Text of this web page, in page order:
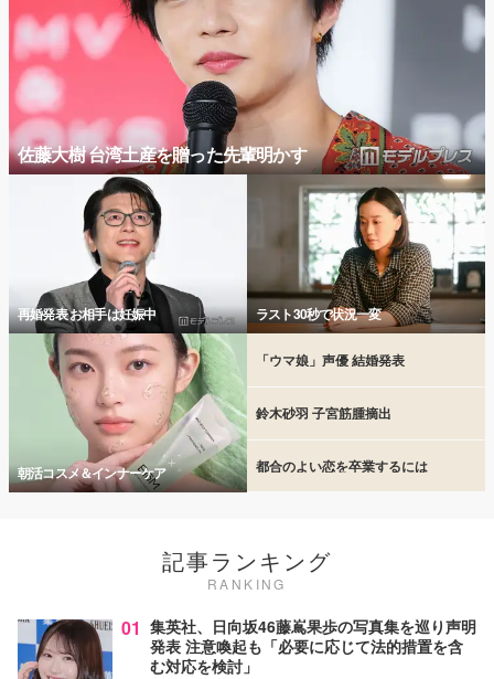
佐藤大樹 台湾土産を贈った先輩明かす
再婚発表 お相手は妊娠中 ラスト30秒で状況一変
朝活コスメ＆インナーケア
「ウマ娘」声優 結婚発表
鈴木砂羽 子宮筋腫摘出
都合のよい恋を卒業するには
記事ランキング
RANKING
01 集英社、日向坂46藤嶌果歩の写真集を巡り声明
発表 注意喚起も「必要に応じて法的措置を含
む対応を検討」